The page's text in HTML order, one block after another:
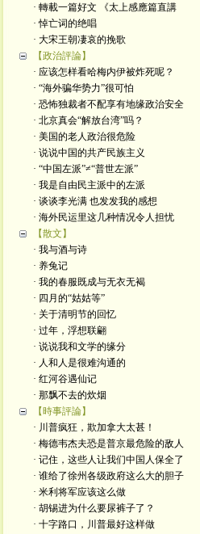
· 轉載一篇好文 《太上感應篇直講
· 悼亡词的绝唱
· 大宋王朝凄哀的挽歌
【政治評論】
· 应该怎样看哈梅内伊被炸死呢？
· “海外骗华势力”很可怕
· 恐怖独裁者不配享有地缘政治安全
· 北京真会“解放台湾”吗？
· 美国的老人政治很危险
· 说说中国的共产民族主义
· “中国左派”≠“普世左派”
· 我是自由民主派中的左派
· 谈谈李光满 也发发我的感想
· 海外民运里这几种情况令人担忧
【散文】
· 我与酒与诗
· 养兔记
· 我的春服既成与无衣无褐
· 四月的“姑姑等”
· 关于清明节的回忆
· 过年，浮想联翩
· 说说我和文学的缘分
· 人和人是很难沟通的
· 红河谷遇仙记
· 那飘不去的炊烟
【時事評論】
· 川普疯狂，欺加拿大太甚！
· 梅德韦杰夫恐是普京最危险的敌人
· 记住，这些人让我们中国人保全了
· 谁给了徐州各级政府这么大的胆子
· 米利将军应该这么做
· 胡锡进为什么要尿裤子了？
· 十字路口，川普最好这样做